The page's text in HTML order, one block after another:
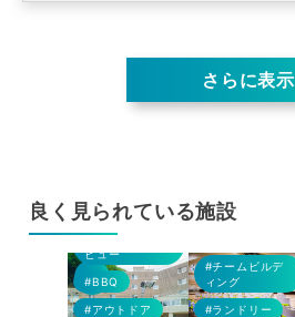
さらに表示
良く見られている施設
#360°パノラマ
ビュー
#BBQ
#アウトドア
#チームビルデ
ィング
#ランドリー